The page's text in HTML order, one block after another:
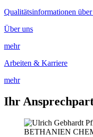
Qualitätsinformationen
Über uns
mehr
Arbeiten & Karriere
mehr
Ihr